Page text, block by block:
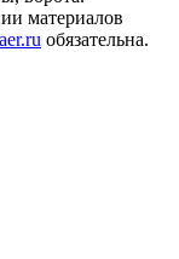
материалов
обязательна.